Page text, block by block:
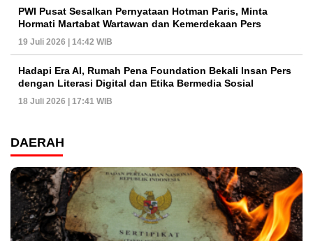
PWI Pusat Sesalkan Pernyataan Hotman Paris, Minta
Hormati Martabat Wartawan dan Kemerdekaan Pers
19 Juli 2026 | 14:42 WIB
Hadapi Era AI, Rumah Pena Foundation Bekali Insan Pers
dengan Literasi Digital dan Etika Bermedia Sosial
18 Juli 2026 | 17:41 WIB
DAERAH